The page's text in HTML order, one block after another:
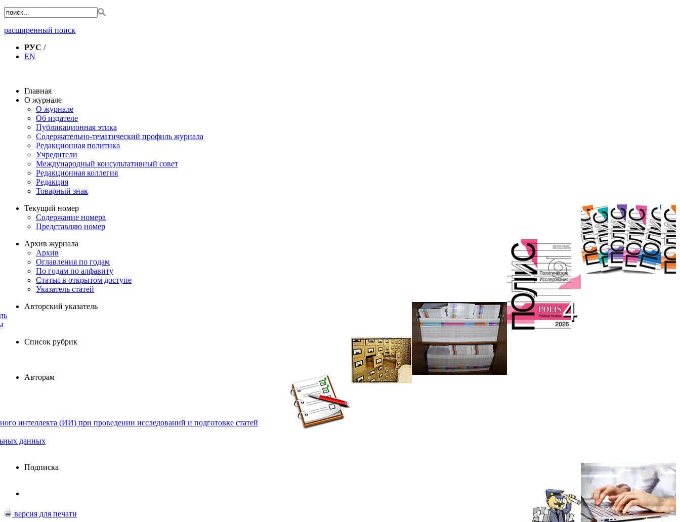
расширенный поиск
РУС /
EN
Главная
О журнале
О журнале
Об издателе
Публикационная этика
Содержательно-тематический профиль журнала
Редакционная политика
Учредители
Международный консультативный совет
Редакционная коллегия
Редакция
Товарный знак
Текущий номер
Содержание номера
Представляю номер
Архив журнала
Архив
Оглавления по годам
По годам по алфавиту
Статьи в открытом доступе
Указатель статей
Авторский указатель
Список рубрик
Авторам
интеллекта (ИИ) при проведении исследований и подготовке статей
данных
Подписка
версия для печати